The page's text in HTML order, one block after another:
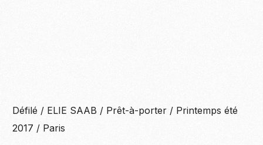
Défilé / ELIE SAAB / Prêt-à-porter / Printemps été
2017 / Paris